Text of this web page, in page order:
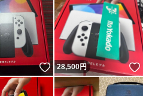
いいね！
28,500円